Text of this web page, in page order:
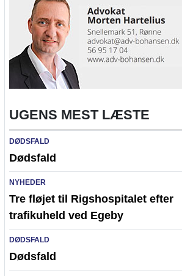
UGENS MEST LÆSTE
DØDSFALD
Dødsfald
NYHEDER
Tre fløjet til Rigshospitalet efter
trafikuheld ved Egeby
DØDSFALD
Dødsfald